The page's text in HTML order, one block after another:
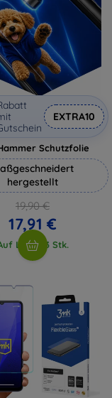
EXTRA10
Schutzfolie
hergestellt
19,90 €
17,91 €
Lager 3 Stk.